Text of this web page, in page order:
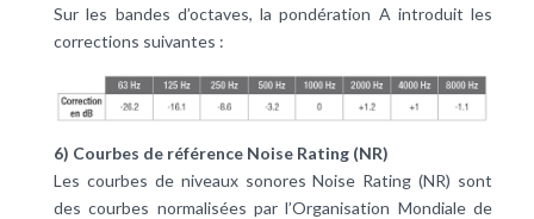
Sur les bandes d’octaves, la pondération A introduit les
corrections suivantes :
6) Courbes de référence Noise Rating (NR)
Les courbes de niveaux sonores Noise Rating (NR) sont
des courbes normalisées par l’Organisation Mondiale de